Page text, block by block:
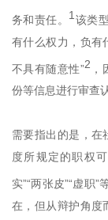
务和责任。 1 该类
有什么权力，负有
不具有随意性”2
份等信息进行审查
需要指出的是，在
度所规定的职权
实”“两张皮”“虚职”
在，但从辩护角度